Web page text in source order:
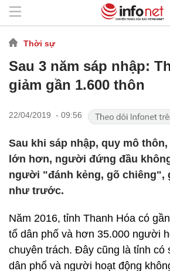
Thời sự
Sau 3 năm sáp nhập:
giảm gần 1.600 thôn
22/04/2019 - 09:56
Sau khi sáp nhập, quy mô
lớn hơn, người đứng đầu
người "đánh kẻng, gõ chiêng",
như trước.
Năm 2016, tỉnh Thanh Hóa có
tổ dân phố và hơn 35.000 người
chuyên trách. Đây cũng là tỉnh có
dân phố và người hoạt động